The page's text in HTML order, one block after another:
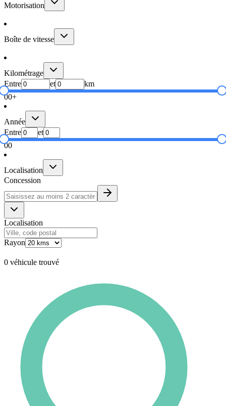
Motorisation
Boîte de vitesse
Kilométrage
Entre
et
km
00+
Année
Entre
et
00
Localisation
Concession
Localisation
Rayon
0 véhicule trouvé